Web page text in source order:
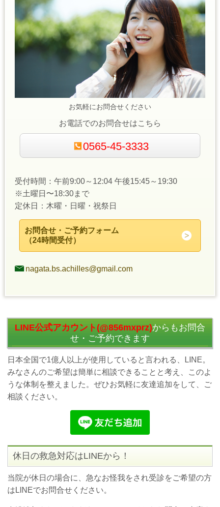
お気軽にお問合せください
お電話でのお問合せはこちら
0565-45-3333
受付時間：午前9:00～12:04 午後15:45～19:30
※土曜日〜18:30まで
定休日：木曜・日曜・祝祭日
お問合せ・ご予約フォーム
（24時間受付）
nagata.bs.achilles@gmail.com
LINE公式アカウント(@856mxprz)からもお問合
せ・ご予約できます
日本全国で1億人以上が使用していると言われる、LINE。
みなさんのご希望は簡単に相談できることと考え、このよ
うな体制を整えました。ぜひお気軽に友達追加をして、ご
相談ください。
休日の救急対応はLINEから！
当院が休日の場合に、急なお怪我をされ受診をご希望の方
はLINEでお問合せください。